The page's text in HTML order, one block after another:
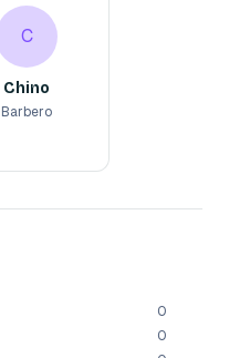
C
Chino
Barbero
Barbero
0
0